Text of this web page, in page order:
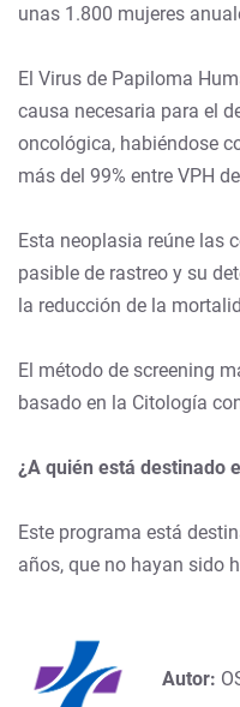
unas 1.800 mujeres
El Virus de Papiloma
causa necesaria para el
oncológica, habiéndose
más del 99% entre VPH
Esta neoplasia reúne las
pasible de rastreo y su
la reducción de la
El método de screening
basado en la Citología
¿A quién está destinado
Este programa está
años, que no hayan sido
Autor: